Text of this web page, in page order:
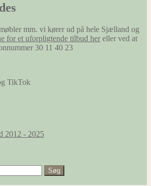
mm. vi kører ud på hele Sjælland og
for et uforpligtende tilbud her eller ved at
30 11 40 23
TikTok
2012 - 2025
Søg